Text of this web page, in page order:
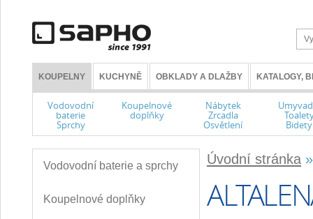
KOUPELNY KUCHYNĚ OBKLADY A DLAŽBY KATALOGY,
Vodovodní
baterie
Sprchy
Koupelnové
doplňky
Nábytek
Zrcadla
Osvětlení Bidety
Vodovodní baterie a sprchy
Koupelnové doplňky
Úvodní stránka